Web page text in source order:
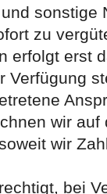
sonstige
zu
erfolgt erst
Verfügung
wir
wir
bei